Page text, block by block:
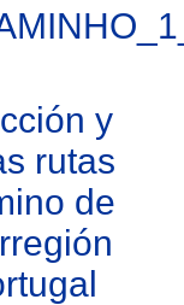
y
rutas
de